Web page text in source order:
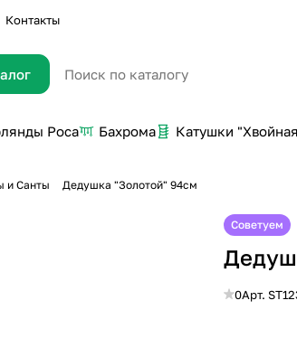
Контакты
Роса Бахрома Катушки
и Санты Дедушка "Золотой" 94см
Советуем
0Арт.